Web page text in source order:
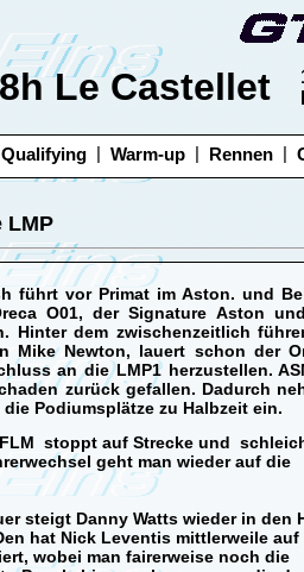
8h Le Castellet
Qualifying | Warm-up | Rennen |
LMP
führt vor Primat im Aston. und
O01, der Signature Aston
Hinter dem zwischenzeitlich
Mike Newton, lauert schon der
an die LMP1 herzustellen.
zurück gefallen. Dadurch
Podiumsplätze zu Halbzeit ein.
stoppt auf Strecke und
geht man wieder auf die
steigt Danny Watts wieder in den
hat Nick Leventis mittlerweile auf
wobei man fairerweise noch die